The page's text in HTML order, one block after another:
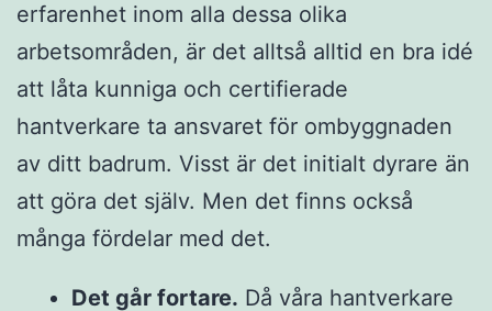
erfarenhet inom alla dessa olika
arbetsområden, är det alltså alltid en bra idé
att låta kunniga och certifierade
hantverkare ta ansvaret för ombyggnaden
av ditt badrum. Visst är det initialt dyrare än
att göra det själv. Men det finns också
många fördelar med det.
Det går fortare. Då våra hantverkare